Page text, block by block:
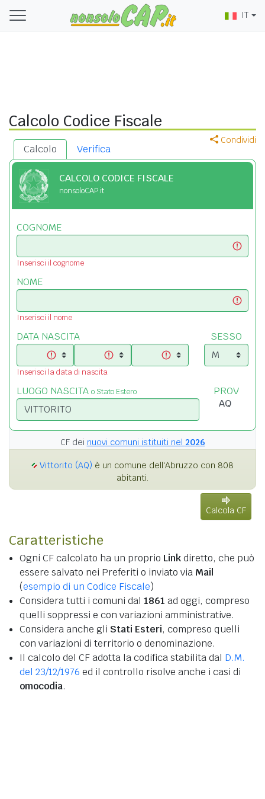
IT
Calcolo Codice Fiscale
Condividi
Calcolo Verifica
CALCOLO CODICE FISCALE
nonsoloCAP.it
COGNOME
Inserisci il cognome
NOME
Inserisci il nome
DATA NASCITA
Inserisci la data di nascita
SESSO
LUOGO NASCITA o Stato Estero PROV
CF dei nuovi comuni istituiti nel 2026
Vittorito (AQ) è un comune dell'Abruzzo con 808
abitanti.
Calcola CF
Caratteristiche
Ogni CF calcolato ha un proprio Linkdiretto, che può
essere salvato nei Preferiti o inviato via Mail
(esempio di un Codice Fiscale)
Considera tutti i comuni dal 1861 ad oggi, compreso
quelli soppressi e con variazioni amministrative.
Considera anche gli Stati Esteri, compreso quelli
con variazioni di territorio o denominazione.
Il calcolo del CF adotta la codifica stabilita dal D.M.
del 23/12/1976 ed il controllo risolve anche i casi di
omocodia.